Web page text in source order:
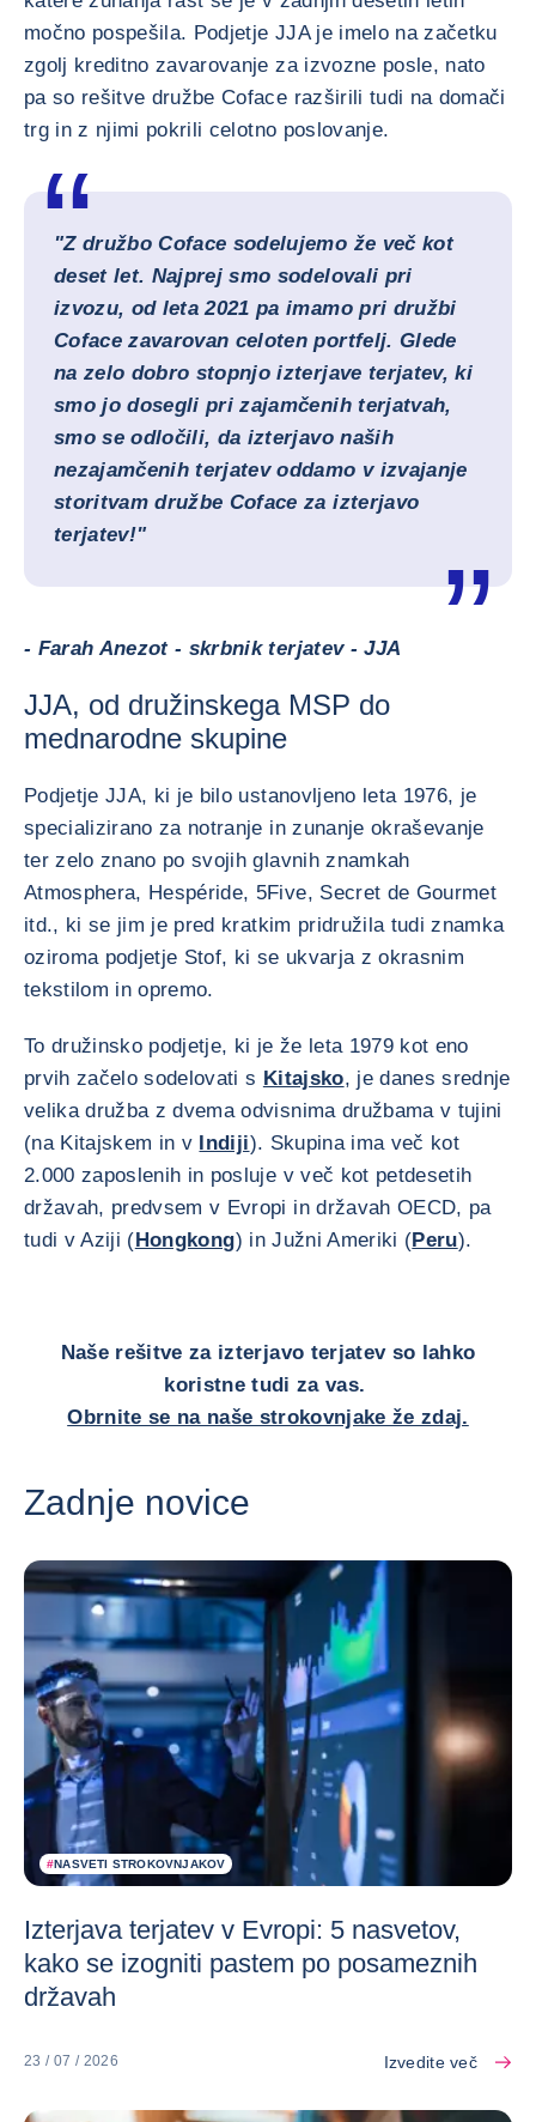
močno pospešila. Podjetje JJA je imelo na začetku
zgolj kreditno zavarovanje za izvozne posle, nato
pa so rešitve družbe Coface razširili tudi na domači
trg in z njimi pokrili celotno poslovanje.
"Z družbo Coface sodelujemo že več kot
deset let. Najprej smo sodelovali pri
izvozu, od leta 2021 pa imamo pri družbi
Coface zavarovan celoten portfelj. Glede
na zelo dobro stopnjo izterjave terjatev, ki
smo jo dosegli pri zajamčenih terjatvah,
smo se odločili, da izterjavo naših
nezajamčenih terjatev oddamo v izvajanje
storitvam družbe Coface za izterjavo
terjatev!"
- Farah Anezot - skrbnik terjatev - JJA
JJA, od družinskega MSP do
mednarodne skupine
Podjetje JJA, ki je bilo ustanovljeno leta 1976, je
specializirano za notranje in zunanje okraševanje
ter zelo znano po svojih glavnih znamkah
Atmosphera, Hespéride, 5Five, Secret de Gourmet
itd., ki se jim je pred kratkim pridružila tudi znamka
oziroma podjetje Stof, ki se ukvarja z okrasnim
tekstilom in opremo.
To družinsko podjetje, ki je že leta 1979 kot eno
prvih začelo sodelovati s Kitajsko, je danes srednje
velika družba z dvema odvisnima družbama v tujini
(na Kitajskem in v Indiji). Skupina ima več kot
2.000 zaposlenih in posluje v več kot petdesetih
državah, predvsem v Evropi in državah OECD, pa
tudi v Aziji (Hongkong) in Južni Ameriki (Peru).
Naše rešitve za izterjavo terjatev so lahko
koristne tudi za vas.
Obrnite se na naše strokovnjake že zdaj.
Zadnje novice
#NASVETI STROKOVNJAKOV
Izterjava terjatev v Evropi: 5 nasvetov,
kako se izogniti pastem po posameznih
državah
23 / 07 / 2026 Izvedite več